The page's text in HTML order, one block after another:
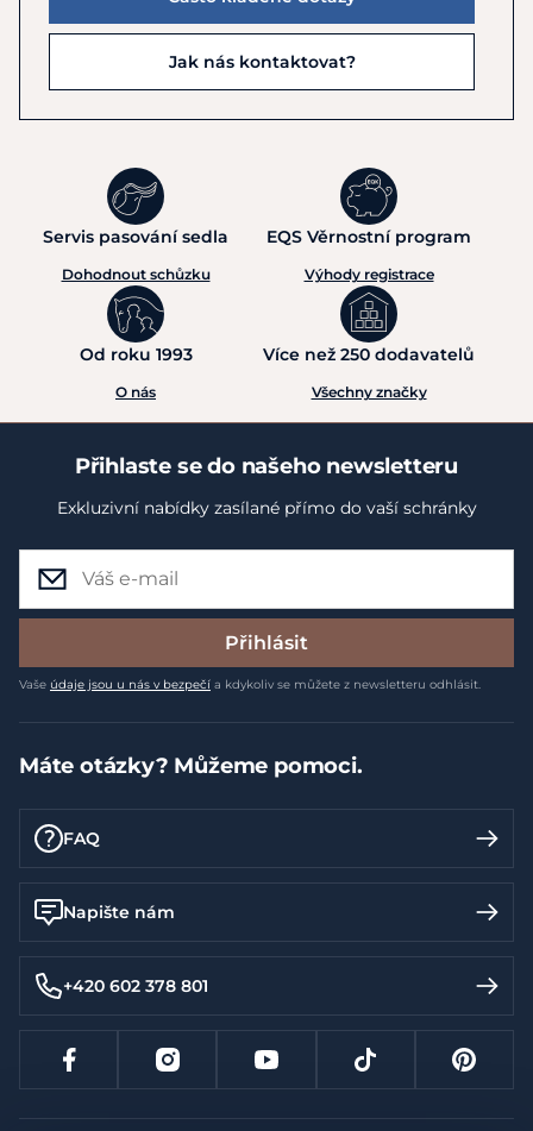
Jak nás kontaktovat?
Servis pasování sedla
Dohodnout schůzku
EQS Věrnostní program
Výhody registrace
Od roku 1993
O nás
Více než 250 dodavatelů
Všechny značky
Přihlaste se do našeho newsletteru
Exkluzivní nabídky zasílané přímo do vaší schránky
Přihlásit
Vaše údaje jsou u nás v bezpečí a kdykoliv se můžete z newsletteru odhlásit.
Máte otázky? Můžeme pomoci.
FAQ
Napište nám
+420 602 378 801